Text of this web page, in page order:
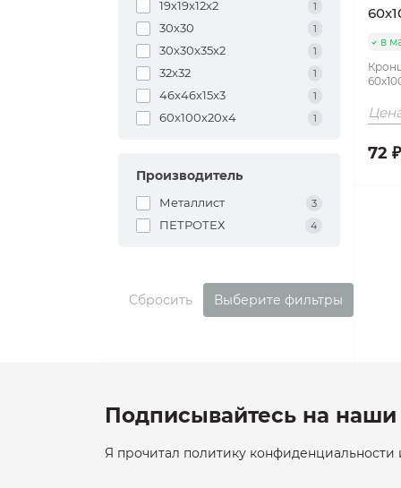
19х19х12х2 1
30х30 1
30х30х35х2 1
32х32 1
46х46х15х3 1
60х100х20х4 1
Производитель
Металлист 3
ПЕТРОТЕХ 4
Сбросить Выберите фильтры
в
72 ₽
Подписывайтесь на наши
Я прочитал политику конфиденциальности